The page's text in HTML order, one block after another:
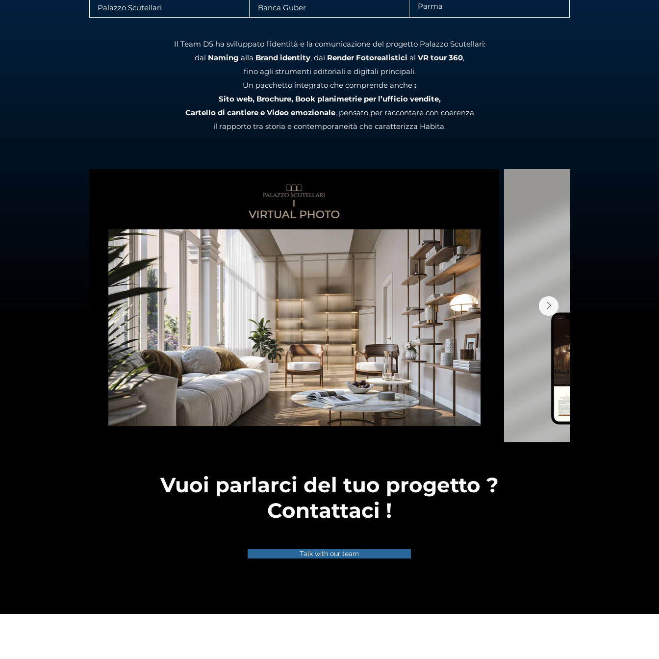
Palazzo Scutellari
Banca Guber
Parma
Il Team DS ha sviluppato l’identità e la comunicazione del progetto Palazzo Scutellari:
dal Naming alla Brand identity, dai Render Fotorealistici al VR tour 360,
fino agli strumenti editoriali e digitali principali.
Un pacchetto integrato che comprende anche :
Sito web, Brochure, Book planimetrie per l’ufficio vendite,
Cartello di cantiere e Video emozionale, pensato per raccontare con coerenza
il rapporto tra storia e contemporaneità che caratterizza Habita.
Vuoi parlarci del tuo progetto ?
Contattaci !
Talk with our team